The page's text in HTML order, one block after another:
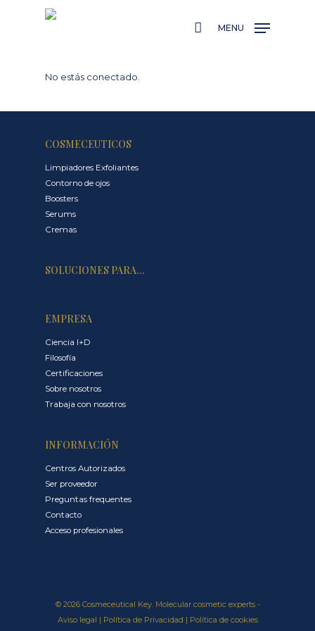
MENU
No estás conectado.
COSMECEUTICOS
Limpiadores Exfoliantes
Contorno de ojos
Boosters
Serums
Cremas
SOLUCIONES PARA…
EMPRESA
Ciencia I+D
Filosofía
Certificaciones
Sobre nosotros
Trabaja con nosotros
INFORMACIÓN
Centros Autorizados
Ser proveedor
Preguntas frequentes
Contacto
Acceso profesionales
© 2026 Cosmeceutical Key. Molecular cosmetic experts -
Aviso legal | Política de Privacidad | Política de cookies